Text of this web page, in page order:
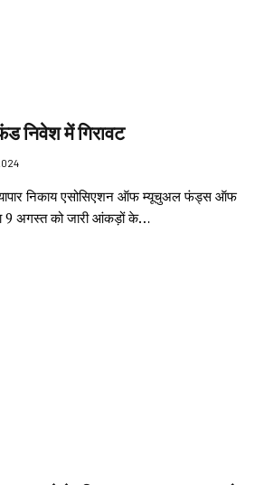
निवेश में गिरावट
निकाय एसोसिएशन ऑफ म्यूचुअल फंड्स ऑफ
9 अगस्त को जारी आंकड़ों के…